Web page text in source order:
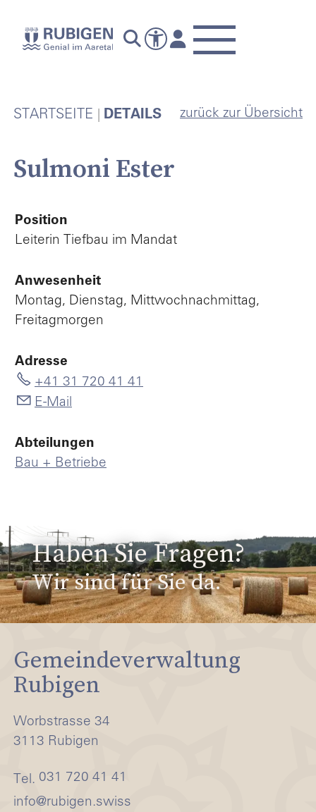
STARTSEITE DETAILS zurück zur Übersicht
Sulmoni Ester
Position
Leiterin Tiefbau im Mandat
Anwesenheit
Montag, Dienstag, Mittwochnachmittag,
Freitagmorgen
Adresse
+41 31 720 41 41
E-Mail
Abteilungen
Bau + Betriebe
Haben Sie Fragen?
Wir sind für Sie da.
Gemeindeverwaltung
Rubigen
Worbstrasse 34
3113 Rubigen
Tel. 031 720 41 41
nf
r b g n sw ss